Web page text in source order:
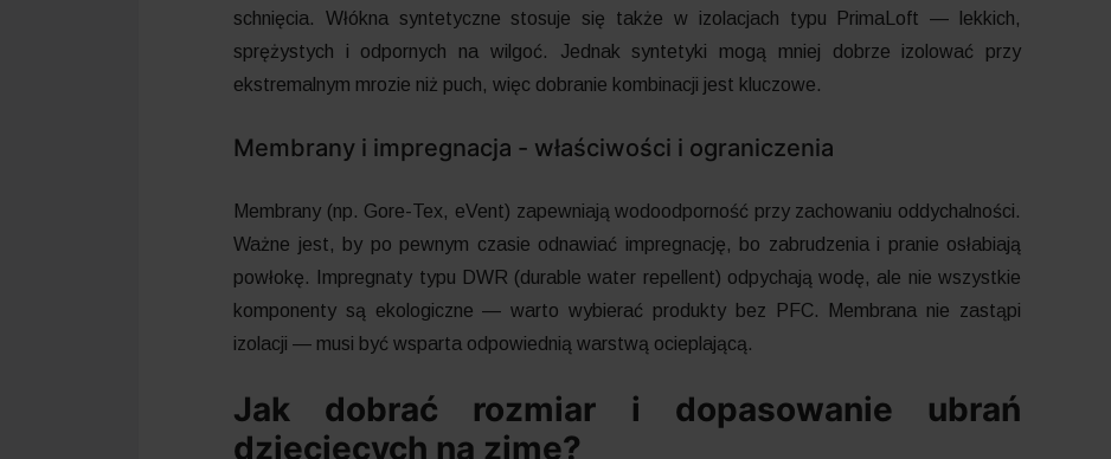
schnięcia. Włókna syntetyczne stosuje się także w izolacjach typu PrimaLoft — lekkich,
sprężystych i odpornych na wilgoć. Jednak syntetyki mogą mniej dobrze izolować przy
ekstremalnym mrozie niż puch, więc dobranie kombinacji jest kluczowe.
Membrany i impregnacja - właściwości i ograniczenia
Membrany (np. Gore-Tex, eVent) zapewniają wodoodporność przy zachowaniu oddychalności.
Ważne jest, by po pewnym czasie odnawiać impregnację, bo zabrudzenia i pranie osłabiają
powłokę. Impregnaty typu DWR (durable water repellent) odpychają wodę, ale nie wszystkie
komponenty są ekologiczne — warto wybierać produkty bez PFC. Membrana nie zastąpi
izolacji — musi być wsparta odpowiednią warstwą ocieplającą.
Jak dobrać rozmiar i dopasowanie ubrań
dziecięcych na zimę?